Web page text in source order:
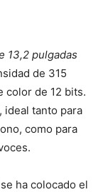
13,2 pulgadas
de 315
color de 12 bits.
, ideal tanto para
como para
ha colocado el